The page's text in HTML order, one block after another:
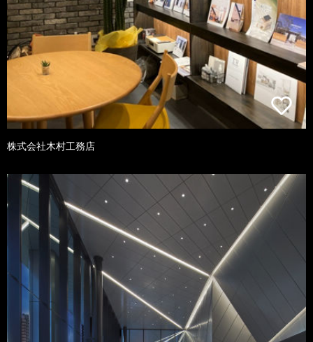
株式会社木村工務店